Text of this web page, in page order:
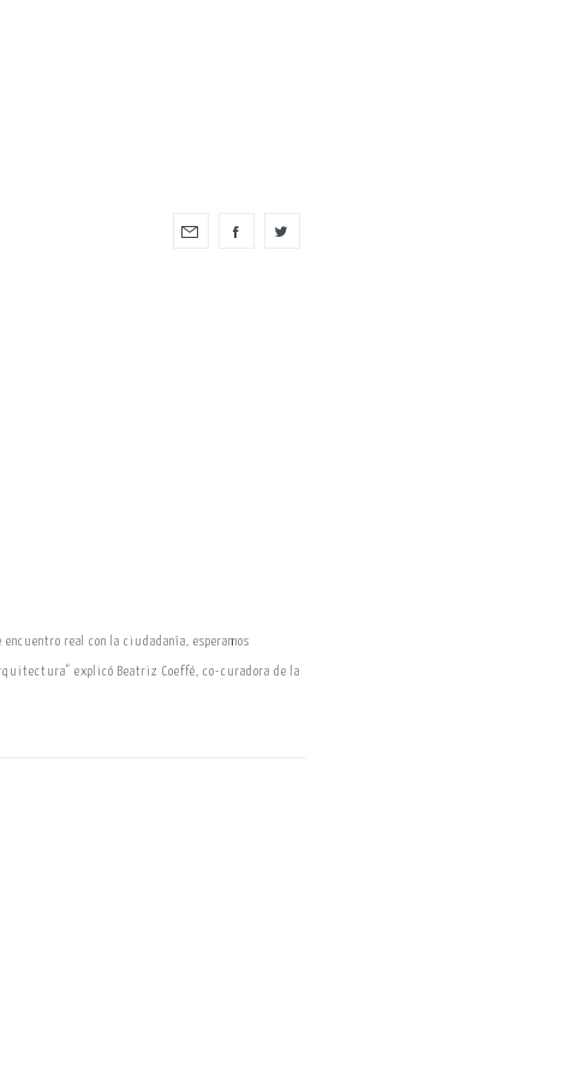
real con la ciudadanía, esperamos
explicó Beatriz Coeffé, co-curadora de la